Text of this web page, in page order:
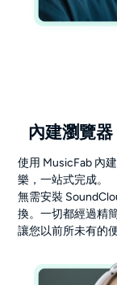
內建瀏覽
使用 MusicFab 內
樂，一站式完成。
無需安裝
換。一切都經過精
讓您以前所未有的